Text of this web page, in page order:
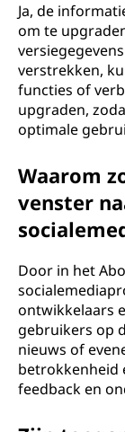
Ja, de
om te
verstrekken,
functies of
upgraden,
optimale
Waarom
venster
Door in het
ontwikkelaars
gebruikers op
nieuws of
betrokkenheid
feedback en